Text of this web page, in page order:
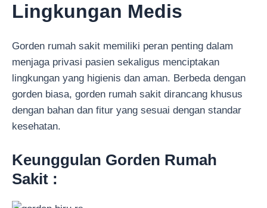
Lingkungan Medis
Gorden rumah sakit memiliki peran penting dalam
menjaga privasi pasien sekaligus menciptakan
lingkungan yang higienis dan aman. Berbeda dengan
gorden biasa, gorden rumah sakit dirancang khusus
dengan bahan dan fitur yang sesuai dengan standar
kesehatan.
Keunggulan Gorden Rumah
Sakit :